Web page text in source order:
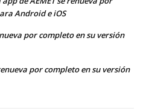
Android e iOS
por completo en su versión
por completo en su versión